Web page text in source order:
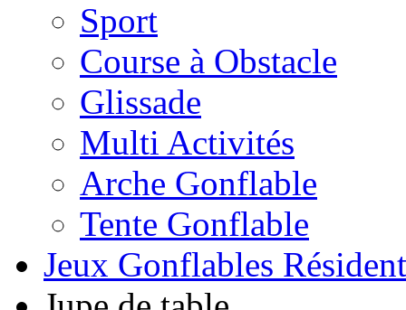
Sport
Course à Obstacle
Glissade
Multi Activités
Arche Gonflable
Tente Gonflable
Jeux Gonflables